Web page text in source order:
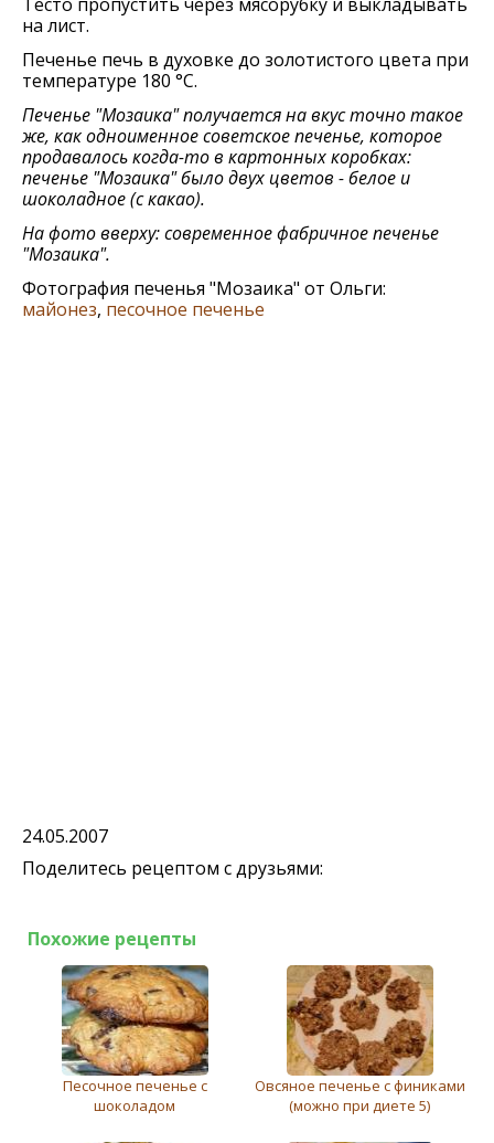
на лист.
Печенье печь в духовке до золотистого цвета при
температуре 180 °C.
Печенье "Мозаика" получается на вкус точно такое
же, как одноименное советское печенье, которое
продавалось когда-то в картонных коробках:
печенье "Мозаика" было двух цветов - белое и
шоколадное (с какао).
На фото вверху: современное фабричное печенье
"Мозаика".
Фотография печенья "Мозаика" от Ольги:
майонез, песочное печенье
24.05.2007
Поделитесь рецептом с друзьями:
Похожие рецепты
Песочное печенье с
шоколадом
Овсяное печенье с финиками
(можно при диете 5)